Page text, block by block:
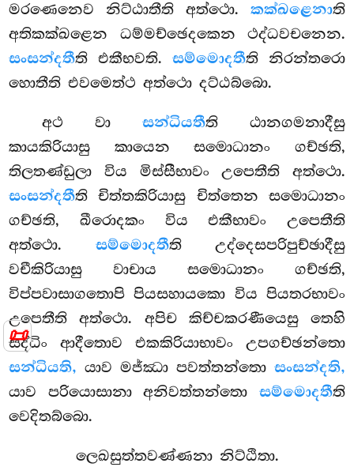
📜
මරණෙනෙව නිට්ඨාතීති අත්ථො. කක්ඛළෙනාති
අතිකක්ඛළෙන ධම්මච්ඡෙදකෙන ථද්ධවචනෙන.
සංසන්දතීති එකීභවති. සම්මොදතීති නිරන්තරො
හොතීති එවමෙත්ථ අත්ථො දට්ඨබ්බො.
අථ වා සන්ධියතීති ඨානගමනාදීසු
කායකිරියාසු කායෙන සමොධානං ගච්ඡති,
තිලතණ්ඩුලා විය මිස්සීභාවං උපෙතීති අත්ථො.
සංසන්දතීති චිත්තකිරියාසු චිත්තෙන සමොධානං
ගච්ඡති, ඛීරොදකං විය එකීභාවං උපෙතීති
අත්ථො. සම්මොදතීති උද්දෙසපරිපුච්ඡාදීසු
වචීකිරියාසුවාචාය සමොධානං ගච්ඡති,
විප්පවාසාගතොපි පියසහායකො විය පියතරභාවං
උපෙතීතිඅත්ථො. අපිච කිච්චකරණීයෙසු තෙහි
සද්ධිං ආදීතොව එකකිරියාභාවං උපගච්ඡන්තො
සන්ධියති, යාව මජ්ඣා පවත්තන්තො සංසන්දති,
යාව පරියොසානා අනිවත්තන්තො සම්මොදතීති
වෙදිතබ්බො.
ලෙඛසුත්තවණ්ණනා නිට්ඨිතා.